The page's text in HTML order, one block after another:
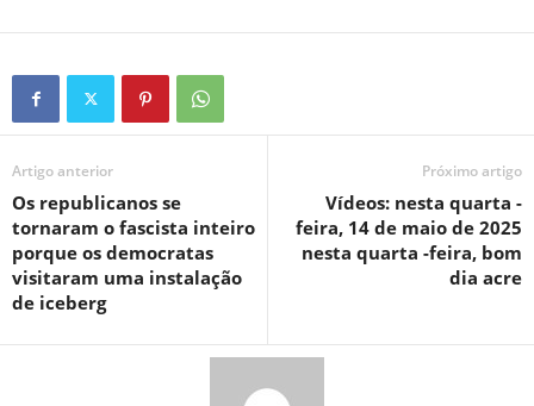
Artigo anterior
Os republicanos se
tornaram o fascista inteiro
porque os democratas
visitaram uma instalação
de iceberg
Próximo artigo
Vídeos: nesta quarta -
feira, 14 de maio de 2025
nesta quarta -feira, bom
dia acre